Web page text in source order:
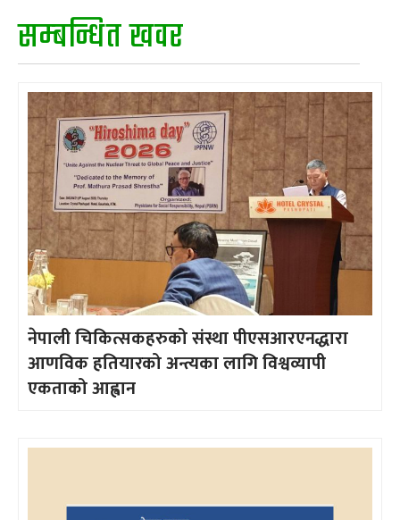
सम्बन्धित खवर
नेपाली चिकित्सकहरुको संस्था पीएसआरएनद्धारा
आणविक हतियारको अन्त्यका लागि विश्वव्यापी
एकताको आह्वान